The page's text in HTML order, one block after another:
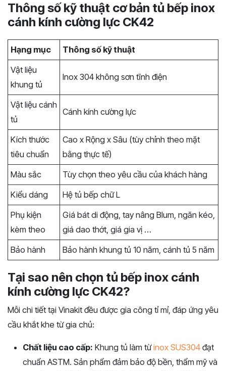
Thông số kỹ thuật cơ bản tủ bếp inox
cánh kính cường lực CK42
Hạng mục
Thông số kỹ thuật
Vật liệu
khung tủ
Inox 304 không sơn tĩnh điện
Vật liệu cánh
tủ
Cánh kính cường lực
Kích thước
tiêu chuẩn
Cao x Rộng x Sâu (tùy chỉnh theo mặt
bằng thực tế)
Màu sắc
Tùy chọn theo yêu cầu của khách hàng
Kiểu dáng
Hệ tủ bếp chữ L
Phụ kiện
kèm theo
Giá bát di động, tay nâng Blum, ngăn kéo,
giá dao thớt, giá gia vị …
Bảo hành
Bảo hành khung tủ 10 năm, cánh tủ 5 năm
Tại sao nên chọn tủ bếp inox cánh
kính cường lực CK42?
Mỗi chi tiết tại Vinakit đều được gia công tỉ mỉ, đáp ứng yêu
cầu khắt khe từ gia chủ:
Chất liệu cao cấp: Khung tủ làm từinox SUS304 đạt
chuẩn ASTM. Sản phẩm đảm bảo độ bền, thẩm mỹ và